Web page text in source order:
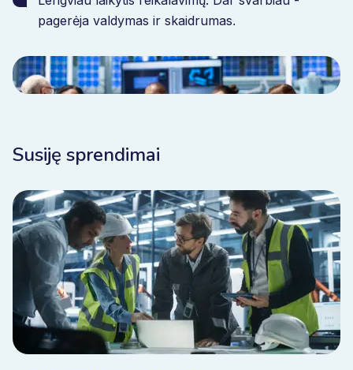
pagerėja valdymas ir skaidrumas.
Susiję sprendimai